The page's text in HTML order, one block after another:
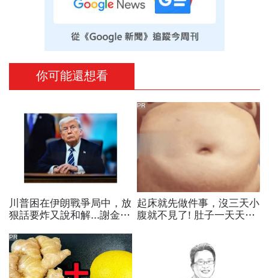
你可能還想看
川普困在伊朗戰爭局中，放
狠話要炸又說和解...謝金河
一個國家的未來
起床就先做件事，沒三天小
腹就不見了! 肚子一天天變
PR
PR